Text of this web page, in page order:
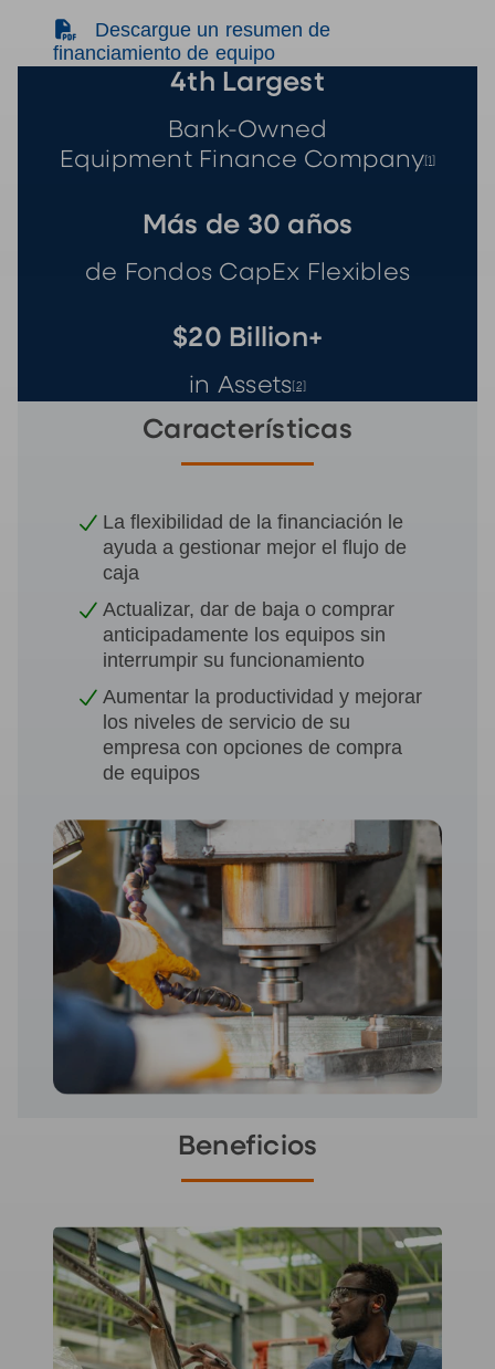
(PDF)
Descargue un resumen de
financiamiento de equipo
4th Largest
Bank-Owned
Equipment Finance Company[1]
Más de 30 años
de Fondos CapEx Flexibles
$20 Billion+
in Assets [2]
Características
La flexibilidad de la financiación le
ayuda a gestionar mejor el flujo de
caja
Actualizar, dar de baja o comprar
anticipadamente los equipos sin
interrumpir su funcionamiento
Aumentar la productividad y mejorar
los niveles de servicio de su
empresa con opciones de compra
de equipos
Beneficios